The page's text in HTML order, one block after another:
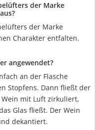
der Marke
der Marke
Charakter entfalten.
angewendet?
an der Flasche
Stopfens. Dann fließt der
mit Luft zirkuliert,
Glas fließt. Der Wein
dekantiert.